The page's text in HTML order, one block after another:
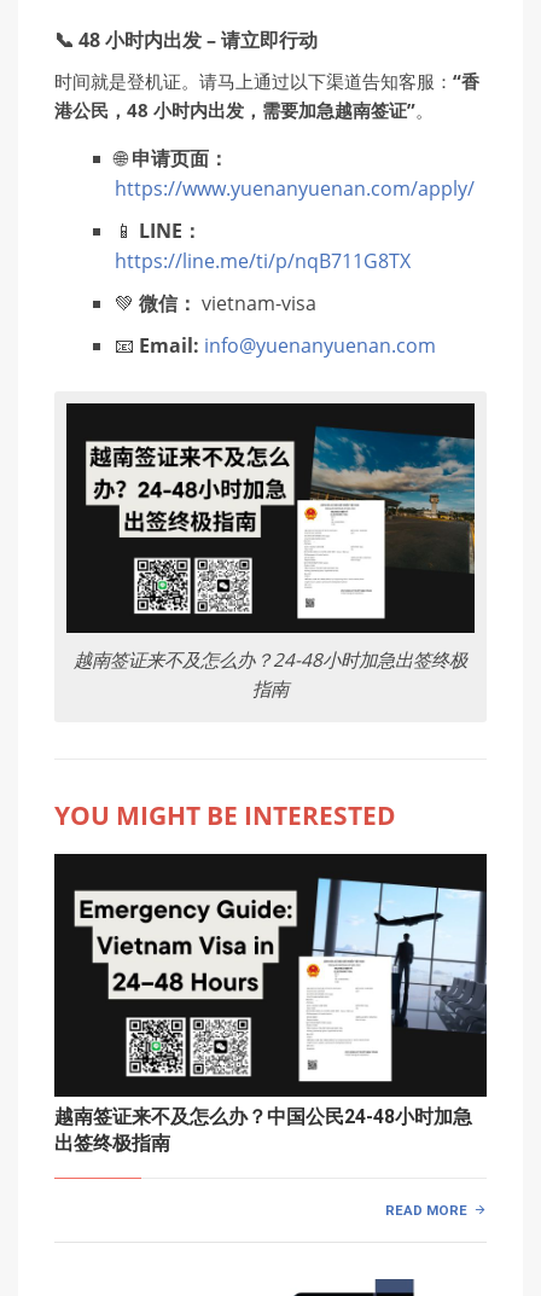
📞 48 小时内出发 – 请立即行动
时间就是登机证。请马上通过以下渠道告知客服： “香
港公民，48 小时内出发，需要加急越南签证”。
🌐申请页面：
https://www.yuenanyuenan.com/apply/
📱 LINE：
https://line.me/ti/p/nqB711G8TX
💚 微信： vietnam-visa
📧 Email: info@yuenanyuenan.com
越南签证来不及怎么办？24-48小时加急出签终极
指南
YOU MIGHT BE INTERESTED
越南签证来不及怎么办？中国公民24-48小时加急
出签终极指南
READ MORE